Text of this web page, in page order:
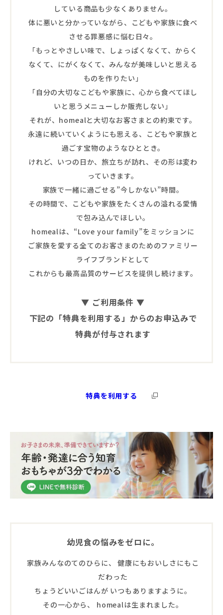
している商品も少なくありません。
体に悪いと分かっていながら、こどもや家族に食べ
させる罪悪感に悩む日々。
「もっとやさしい味で、しょっぱくなくて、からく
なくて、にがくなくて、みんなが美味しいと思える
ものを作りたい」
「自分の大切なこどもや家族に、心から食べてほし
いと思うメニューしか販売しない」
それが、homealと大切なお客さまとの約束です。
永遠に続いていくようにも思える、こどもや家族と
過ごす宝物のようなひととき。
けれど、いつの日か、旅立ちが訪れ、その形は変わ
っていきます。
家族で一緒に過ごせる”今しかない”時間。
その時間で、こどもや家族をたくさんの溢れる愛情
で包み込んでほしい。
homealは、“Love your family”をミッションに
ご家族を愛する全てのお客さまのためのファミリー
ライフブランドとして
これからも最高品質のサービスを提供し続けます。
▼ ご利用条件 ▼
下記の「特典を利用する」からのお申込みで
特典が付与されます
特典を利用する
幼児食の悩みをゼロに。
家族みんなのてのひらに、 健康にもおいしさにもこ
だわった
ちょうどいいごはんが いつもありますように。
その一心から、 homealは生まれました。